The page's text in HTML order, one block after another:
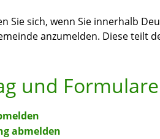
Sie sich, wenn Sie innerhalb
anzumelden. Diese teilt
und Formulare
abmelden